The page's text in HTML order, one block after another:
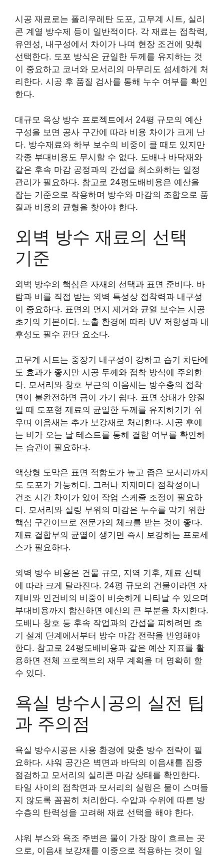
시공 재료로는 폴리우레탄 도포, 고무계 시트, 실리
콘 계열 방수제 등이 일반적이다. 각 재료는 접착력,
유연성, 내구성에서 차이가 나며 현장 조건에 맞춰
선택한다. 도포 방식은 균일한 두께를 유지하는 것
이 중요하고 코너와 모서리의 마무리도 섬세하게 처
리한다. 시공 후 품질 검사를 통해 누수 여부를 확인
한다.
대규모 옥상 방수 프로젝트에서 24평 규모의 예산
구성을 보면 공사 구간에 따라 비용 차이가 크게 난
다. 방수재료와 하부 보수의 비중이 클 때도 있지만
각종 부대비용도 무시할 수 없다. 도배나 바닥재와
같은 후속 마감 공정과의 간섭을 최소화하는 일정
관리가 필요하다. 참고로 24평도배비용은 예산을
잡는 기준으로 작용하며 방수와 마감의 조합으로 품
질과 비용의 균형을 찾아야 한다.
외벽 방수 재료의 선택
기준
외벽 방수의 핵심은 자재의 선택과 표면 준비다. 바
람과 비를 직접 받는 외벽 특성상 접착력과 내구성
이 중요하다. 표면의 먼지 제거와 균열 보수는 시공
초기의 기본이다. 노출 환경에 따라 UV 저항성과 내
후성도 필수 판단 요소다.
고무계 시트는 중장기 내구성이 강하고 습기 차단에
도 효과가 좋지만 시공 두께와 접착 방식에 주의한
다. 모서리와 창호 부근의 이음새는 방수층의 접착
면이 불완전하면 금이 가기 쉽다. 표면 상태가 양질
일 때 도포형 재료의 균일한 두께를 유지하기가 쉬
우며 이음새는 추가 보강재로 처리한다. 시공 후에
는 비가 오는 날 테스트를 통해 결함 여부를 확인하
는 습관이 필요하다.
액상형 도막은 표면 적합도가 높고 좁은 모서리까지
도 도포가 가능하다. 그러나 자재마다 점착성이나
건조 시간 차이가 있어 작업 스케줄 조정이 필요하
다. 모서리와 실링 부위의 마감은 누수를 막기 위한
핵심 구간이므로 전문가의 체크를 받는 것이 좋다.
재료 결합부의 균열이 생기면 즉시 보강하는 프로세
스가 필요하다.
외벽 방수 비용은 건물 규모, 지역 기후, 재료 선택
에 따라 크게 달라진다. 24평 규모의 건물이라면 자
재비와 인건비의 비중이 비슷하게 나타날 수 있으며
부대비용까지 합산하면 예산의 큰 부분을 차지한다.
도배나 창호 등 후속 작업과의 간섭을 피하려면 초
기 설계 단계에서부터 방수 마감 전략을 반영해야
한다. 참고로 24평도배비용과 같은 예산 지표를 활
용하면 전체 프로젝트의 재무 계획을 더 명확히 할
수 있다.
욕실 방수시공의 실전 팁
과 주의점
욕실 방수시공은 사용 환경에 맞춘 방수 전략이 필
요하다. 샤워 공간은 벽면과 바닥의 이음새를 집중
점검하고 모서리의 실리콘 마감 상태를 확인한다.
타일 사이의 접착면과 모서리의 실링은 물이 스며들
지 않도록 꼼꼼히 처리한다. 수압과 수위에 따른 방
수층의 탄력성을 고려해 재료 선택을 해야 한다.
샤워 부스와 욕조 주변은 물이 가장 많이 흐르는 곳
으로, 이음새 보강재를 이중으로 적용하는 것이 일